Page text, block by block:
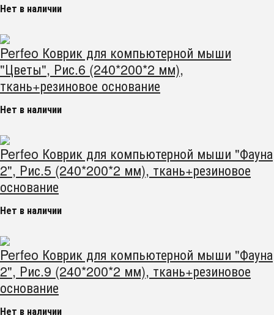
Нет в наличии
Perfeo Коврик для компьютерной мыши
"Цветы", Рис.6 (240*200*2 мм),
ткань+резиновое основание
Нет в наличии
Perfeo Коврик для компьютерной мыши "Фауна
2", Рис.5 (240*200*2 мм), ткань+резиновое
основание
Нет в наличии
Perfeo Коврик для компьютерной мыши "Фауна
2", Рис.9 (240*200*2 мм), ткань+резиновое
основание
Нет в наличии